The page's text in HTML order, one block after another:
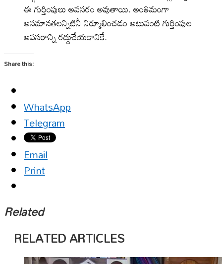
ఈ గుర్తింపులు అవసరం అవుతాయి. అంతిమంగా
అసమానతలన్నిటినీ నిర్మూలించడం అటువంటి గుర్తింపుల
అవసరాన్ని రద్దుచేయడానికే.
Share this:
WhatsApp
Telegram
Email
Print
Related
RELATED ARTICLES